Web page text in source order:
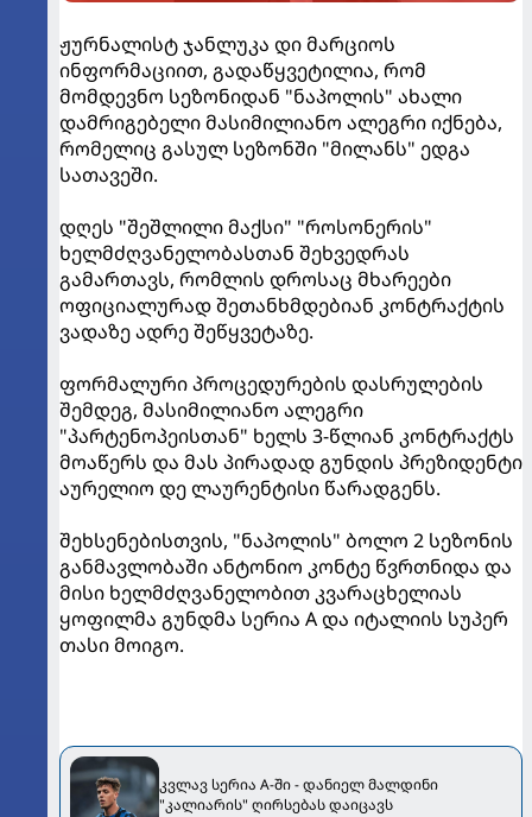
ჟურნალისტ ჯანლუკა დი მარციოს
ინფორმაციით, გადაწყვეტილია, რომ
მომდევნო სეზონიდან "ნაპოლის" ახალი
დამრიგებელი მასიმილიანო ალეგრი იქნება,
რომელიც გასულ სეზონში "მილანს" ედგა
სათავეში.
დღეს "შეშლილი მაქსი" "როსონერის"
ხელმძღვანელობასთან შეხვედრას
გამართავს, რომლის დროსაც მხარეები
ოფიციალურად შეთანხმდებიან კონტრაქტის
ვადაზე ადრე შეწყვეტაზე.
ფორმალური პროცედურების დასრულების
შემდეგ, მასიმილიანო ალეგრი
"პარტენოპეისთან" ხელს 3-წლიან კონტრაქტს
მოაწერს და მას პირადად გუნდის პრეზიდენტი
აურელიო დე ლაურენტისი წარადგენს.
შეხსენებისთვის, "ნაპოლის" ბოლო 2 სეზონის
განმავლობაში ანტონიო კონტე წვრთნიდა და
მისი ხელმძღვანელობით კვარაცხელიას
ყოფილმა გუნდმა სერია A და იტალიის სუპერ
თასი მოიგო.
კვლავ სერია A-ში - დანიელ მალდინი
"კალიარის" ღირსებას დაიცავს